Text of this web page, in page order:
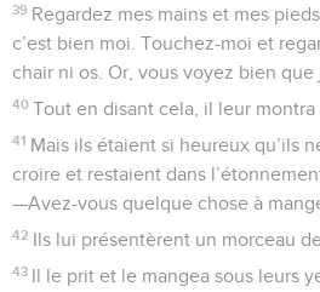
39 Regardez mes mains et mes
c’est bien moi. Touchez-moi et
chair ni os. Or, vous voyez bien que
40 Tout en disant cela, il leur montra
41 Mais ils étaient si heureux qu’ils
croire et restaient dans
—Avez-vous quelque chose à
42 Ils lui présentèrent un morceau
43 Il le prit et le mangea sous leurs